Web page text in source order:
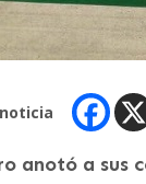
anotó a sus